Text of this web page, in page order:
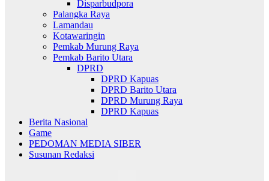
Disparbudpora
Palangka Raya
Lamandau
Kotawaringin
Pemkab Murung Raya
Pemkab Barito Utara
DPRD
DPRD Kapuas
DPRD Barito Utara
DPRD Murung Raya
DPRD Kapuas
Berita Nasional
Game
PEDOMAN MEDIA SIBER
Susunan Redaksi